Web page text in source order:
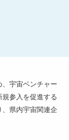
宇宙ベンチャー
参入を促進する
県内宇宙関連企